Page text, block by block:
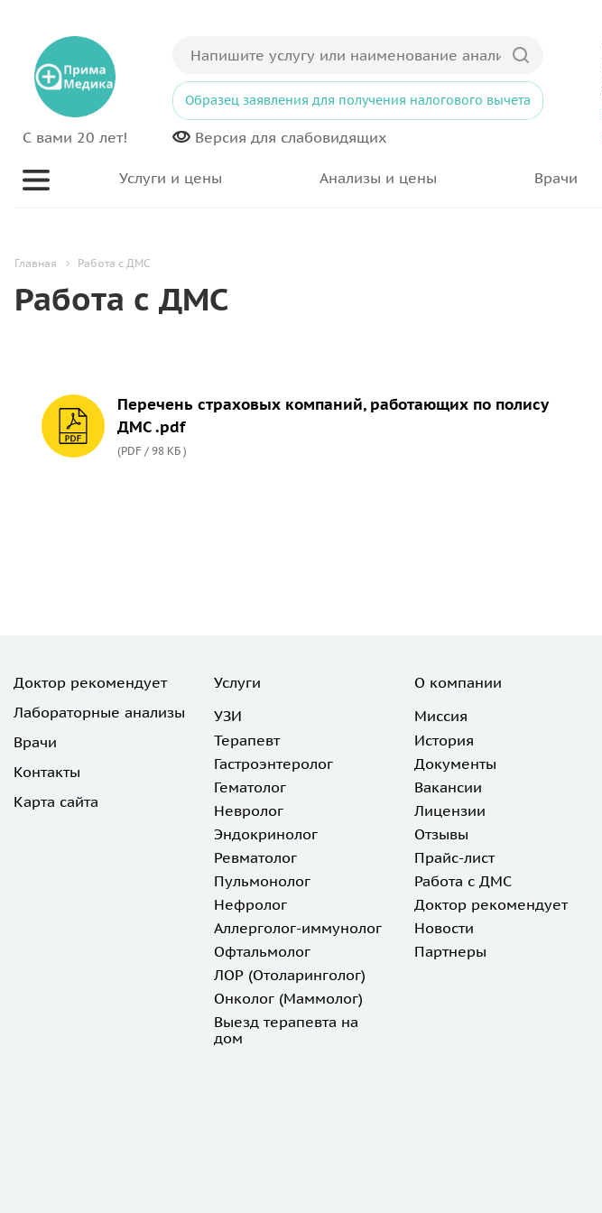
С вами 20 лет!
Образец заявления для получения налогового вычета
Версия для слабовидящих
Услуги и цены Анализы и цены Врачи
Главная Работа с ДМС
Работа с ДМС
Перечень страховых компаний, работающих по полису
ДМС .pdf
(PDF / 98 КБ )
Доктор рекомендует
Лабораторные анализы
Врачи
Контакты
Карта сайта
Услуги
УЗИ
Терапевт
Гастроэнтеролог
Гематолог
Невролог
Эндокринолог
Ревматолог
Пульмонолог
Нефролог
Аллерголог-иммунолог
Офтальмолог
ЛОР (Отоларинголог)
Онколог (Маммолог)
Выезд терапевта на
дом
О компании
Миссия
История
Документы
Вакансии
Лицензии
Отзывы
Прайс-лист
Работа с ДМС
Доктор рекомендует
Новости
Партнеры